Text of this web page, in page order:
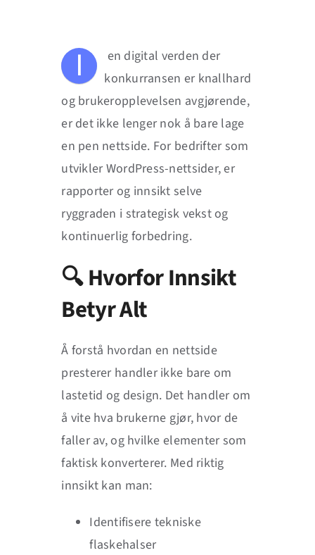
I
en digital verden der
konkurransen er knallhard
og brukeropplevelsen avgjørende,
er det ikke lenger nok å bare lage
en pen nettside. For bedrifter som
utvikler WordPress-nettsider, er
rapporter og innsikt selve
ryggraden i strategisk vekst og
kontinuerlig forbedring.
🔍 Hvorfor Innsikt
Betyr Alt
Å forstå hvordan en nettside
presterer handler ikke bare om
lastetid og design. Det handler om
å vite hva brukerne gjør, hvor de
faller av, og hvilke elementer som
faktisk konverterer. Med riktig
innsikt kan man:
Identifisere tekniske
flaskehalser